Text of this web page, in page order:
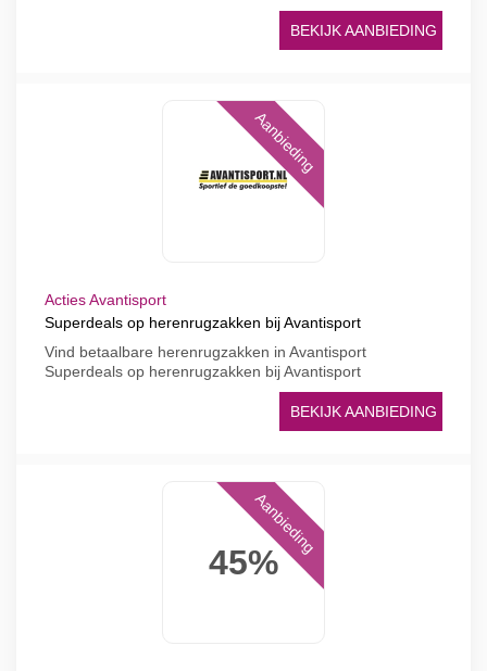
BEKIJK AANBIEDING
Aanbieding
Acties Avantisport
Superdeals op herenrugzakken bij Avantisport
Vind betaalbare herenrugzakken in Avantisport
Superdeals op herenrugzakken bij Avantisport
BEKIJK AANBIEDING
45%
Aanbieding